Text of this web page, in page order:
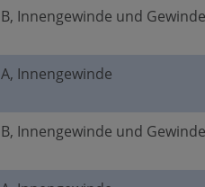
B, Innengewinde und
A, Innengewinde
B, Innengewinde und